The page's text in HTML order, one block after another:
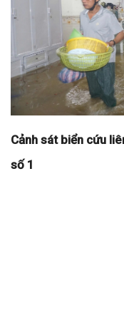
Cảnh sát biển cứu
số 1